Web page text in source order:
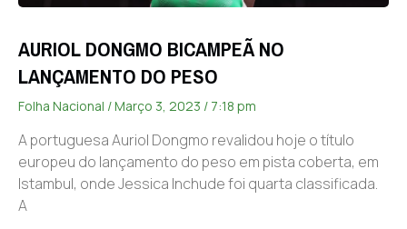
AURIOL DONGMO BICAMPEÃ NO
LANÇAMENTO DO PESO
Folha Nacional Março 3, 2023 7:18 pm
A portuguesa Auriol Dongmo revalidou hoje o título
europeu do lançamento do peso em pista coberta, em
Istambul, onde Jessica Inchude foi quarta classificada.
A